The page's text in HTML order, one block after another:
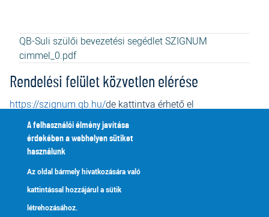
QB-Suli szülői bevezetési segédlet SZIGNUM
cimmel_0.pdf
Rendelési felület közvetlen elérése
https://szignum.qb.hu/de kattintva érhető el
Facebook
Twitter
Megvalósítási Fórum
Szignum Kéttannyelvű
A felhasználói élmény javítása
érdekében a webhelyen sütiket
használunk
Az oldal bármely hivatkozására való
kattintással hozzájárul a sütik
létrehozásához.